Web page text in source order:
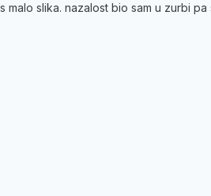
slika. nazalost bio sam u zurbi pa